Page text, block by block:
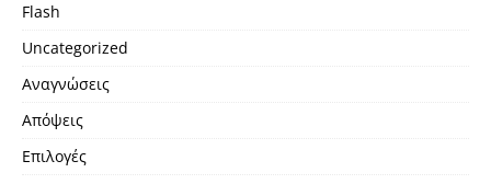
Flash
Uncategorized
Αναγνώσεις
Απόψεις
Επιλογές